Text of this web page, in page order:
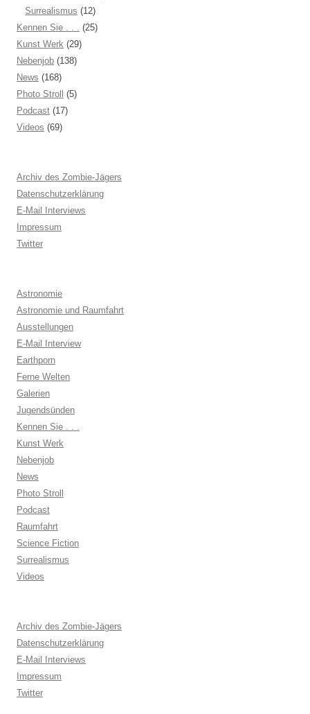
Surrealismus (12)
Kennen Sie . . . (25)
Kunst Werk (29)
Nebenjob (138)
News (168)
Photo Stroll
(5)
Podcast (17)
Videos (69)
Archiv des Zombie-Jägers
Datenschutzerklärung
E-Mail Interviews
Impressum
Twitter
Astronomie
Astronomie und Raumfahrt
Ausstellungen
E-Mail Interview
Earthporn
Ferne Welten
Galerien
Jugendsünden
Kennen Sie . . .
Kunst Werk
Nebenjob
News
Photo Stroll
Podcast
Raumfahrt
Science Fiction
Surrealismus
Videos
Archiv des Zombie-Jägers
Datenschutzerklärung
E-Mail Interviews
Impressum
Twitter